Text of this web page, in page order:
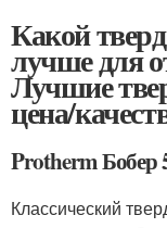
Какой
лучше для
Лучшие
цена/
Protherm Бобер
Классический